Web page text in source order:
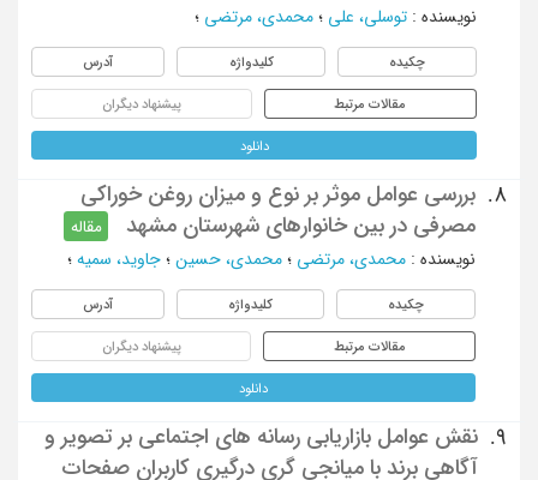
نویسنده : توسلی، علی ؛ محمدی، مرتضی ؛
چکیده کلیدواژه آدرس
مقالات مرتبط پیشنهاد دیگران
دانلود
8.
بررسی عوامل موثر بر نوع و میزان روغن خوراکی
مصرفی در بین خانوارهای شهرستان مشهد
مقاله
نویسنده : محمدی، مرتضی ؛ محمدی، حسین ؛ جاوید، سمیه ؛
چکیده کلیدواژه آدرس
مقالات مرتبط پیشنهاد دیگران
دانلود
9.
نقش عوامل بازاریابی رسانه های اجتماعی بر تصویر و
آگاهی برند با میانجی گری درگیری کاربران صفحات